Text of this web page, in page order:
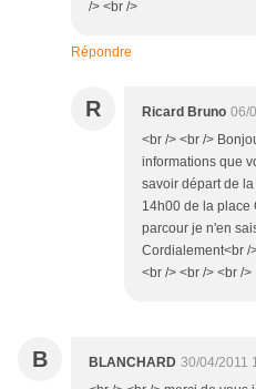
/> <br />
Répondre
R Ricard Bruno 06/
<br /> <br />
informations que
savoir départ de
14h00 de la place
parcour je n'en
Cordialement<br /
<br /> <br /> <br />
B BLANCHARD 30/04/2011